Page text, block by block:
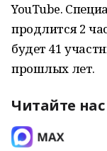
YouTube.
продлится 2
будет 41
прошлых лет.
Читайте нас